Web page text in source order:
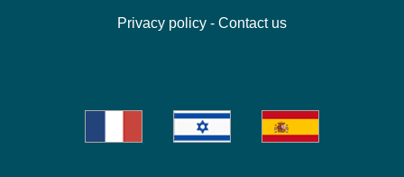
Privacy policy - Contact us